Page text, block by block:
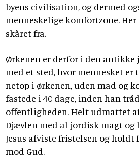
byens civilisation, og dermed
menneskelige komfortzone.
skåret fra.
Ørkenen er derfor i den
med et sted, hvor mennesket er
netop i ørkenen, uden mad og
fastede i 40 dage, inden han
offentligheden. Helt udmattet
Djævlen med al jordisk magt og
Jesus afviste fristelsen og holdt
mod Gud.